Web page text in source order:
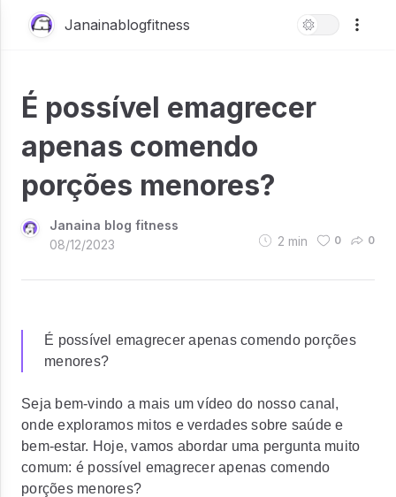
Janainablogfitness
É possível emagrecer
apenas comendo
porções menores?
Janaina blog fitness
08/12/2023
2 min 0 0
É possível emagrecer apenas comendo porções
menores?
Seja bem-vindo a mais um vídeo do nosso canal,
onde exploramos mitos e verdades sobre saúde e
bem-estar. Hoje, vamos abordar uma pergunta muito
comum: é possível emagrecer apenas comendo
porções menores?